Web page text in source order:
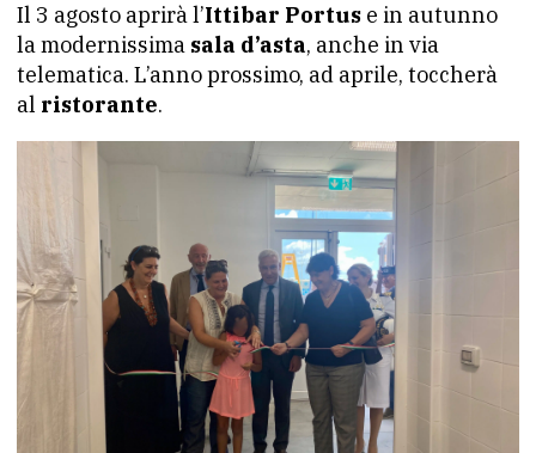
Il 3 agosto aprirà l’Ittibar Portus e in autunno
la modernissima sala d’asta, anche in via
telematica. L’anno prossimo, ad aprile, toccherà
al ristorante.